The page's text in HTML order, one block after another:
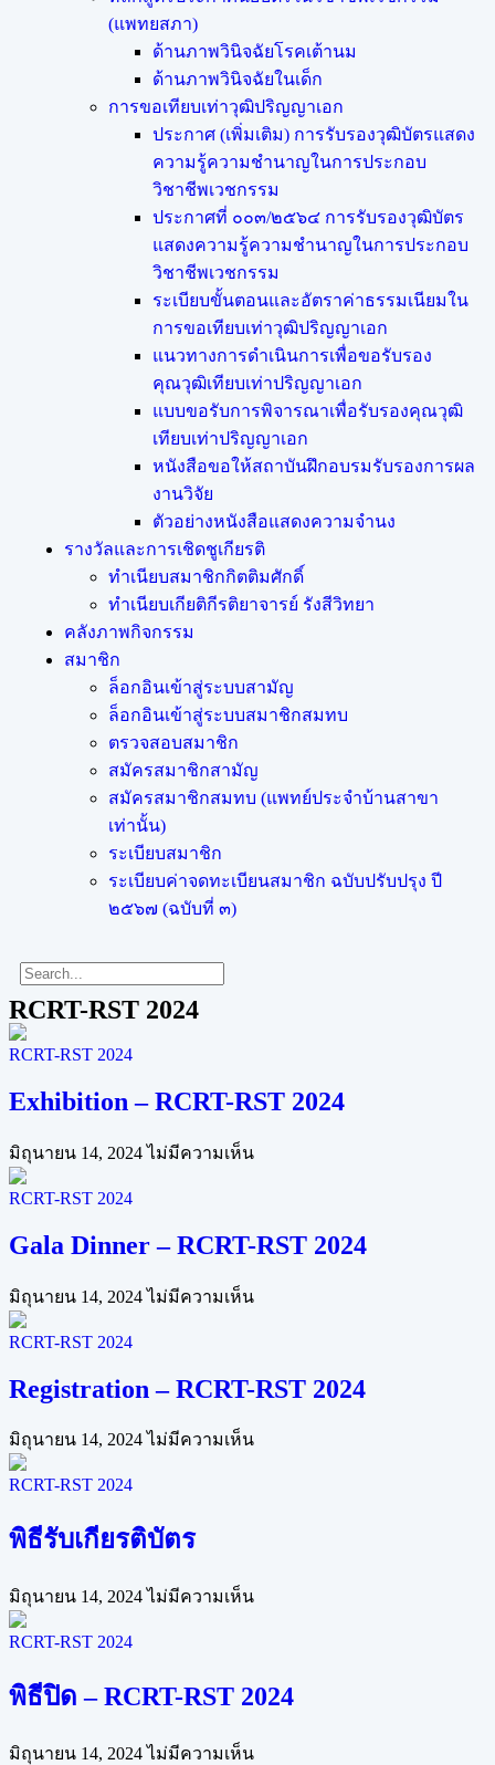
(แพทยสภา)
ด้านภาพวินิจฉัยโรคเต้านม
ด้านภาพวินิจฉัยในเด็ก
การขอเทียบเท่า​วุฒิปริญญา​เอก
ประกาศ (เพิ่มเติม) การรับรองวุฒิบัตรแสดง
ความรู้ความชำนาญในการประกอบ
วิชาชีพเวชกรรม
ประกาศที่ ๐๐๓/๒๕๖๔ การรับรองวุฒิบัตร
แสดงความรู้ความชำนาญในการประกอบ
วิชาชีพเวชกรรม
ระเบียบขั้นตอนและอัตราค่าธรรมเนียมใน
การขอเทียบเท่าวุฒิปริญญาเอก
แนวทางการดำเนินการเพื่อขอรับรอง
คุณวุฒิเทียบเท่าปริญญาเอก
แบบขอรับการพิจารณาเพื่อรับรองคุณวุฒิ
เทียบเท่าปริญญาเอก
หนังสือขอให้สถาบันฝึกอบรมรับรองการผล
งานวิจัย
ตัวอย่างหนังสือแสดงความจำนง
รางวัลและการเชิดชูเกียรติ
ทำเนียบสมาชิกกิตติมศักดิ์
ทำเนียบเกียติกีรติยาจารย์ รังสีวิทยา
คลังภาพกิจกรรม
สมาชิก
ล็อกอินเข้าสู่ระบบสามัญ
ล็อกอินเข้าสู่ระบบสมาชิกสมทบ
ตรวจสอบสมาชิก
สมัครสมาชิกสามัญ
สมัครสมาชิกสมทบ (แพทย์ประจำบ้านสาขา
เท่านั้น)
ระเบียบสมาชิก
ระเบียบค่าจดทะเบียนสมาชิก ฉบับปรับปรุง ปี
๒๕๖๗ (ฉบับที่ ๓)
RCRT-RST 2024
RCRT-RST 2024
Exhibition – RCRT-RST 2024
มิถุนายน 14, 2024ไม่มีความเห็น
RCRT-RST 2024
Gala Dinner – RCRT-RST 2024
มิถุนายน 14, 2024ไม่มีความเห็น
RCRT-RST 2024
Registration – RCRT-RST 2024
มิถุนายน 14, 2024ไม่มีความเห็น
RCRT-RST 2024
พิธีรับเกียรติบัตร
มิถุนายน 14, 2024ไม่มีความเห็น
RCRT-RST 2024
พิธีปิด – RCRT-RST 2024
มิถุนายน 14, 2024ไม่มีความเห็น